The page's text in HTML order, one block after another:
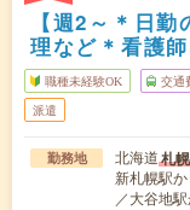
【週2～＊日
理など＊看護師
職種未経験OK 交通
派遣
勤務地 北海道札
新札幌駅
／大谷地